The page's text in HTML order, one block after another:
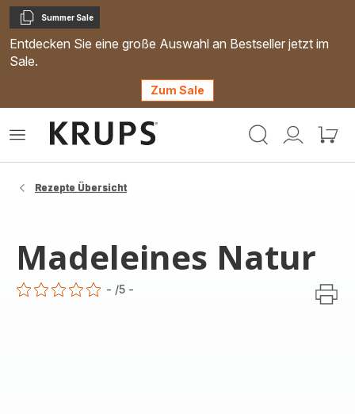
Kopieren
Summer Sale
Entdecken Sie eine große Auswahl an Bestseller jetzt im
Sale.
Zum Sale
Mein
Mein
Das
Rezepte Übersicht
Madeleines Natur
- /5 -